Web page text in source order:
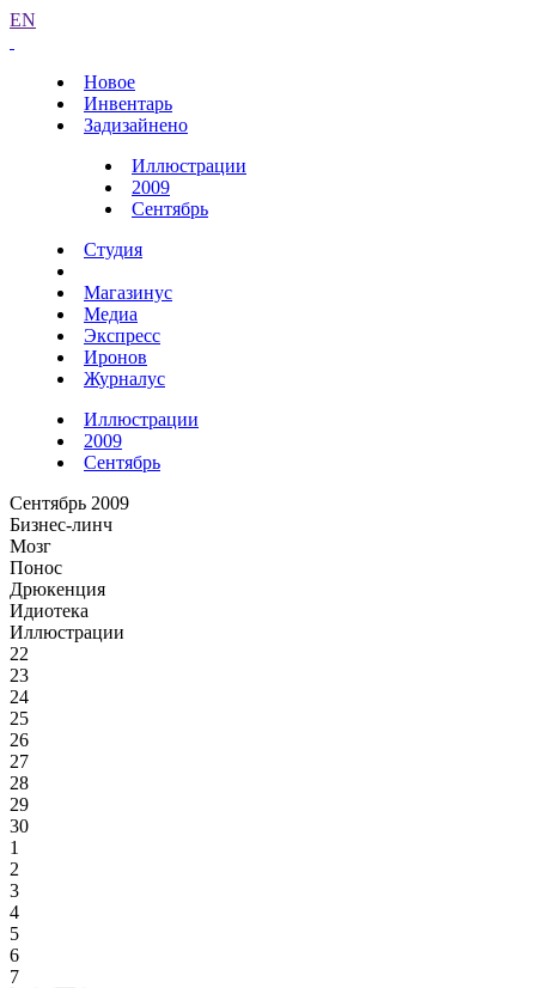
EN
Новое
Инвентарь
Задизайнено
Иллюстрации
2009
Сентябрь
Студия
Магазинус
Медиа
Экспресс
Иронов
Журналус
Иллюстрации
2009
Сентябрь
Сентябрь 2009
Бизнес-линч
Мозг
Понос
Дрюкенция
Идиотека
Иллюстрации
22
23
24
25
26
27
28
29
30
1
2
3
4
5
6
7